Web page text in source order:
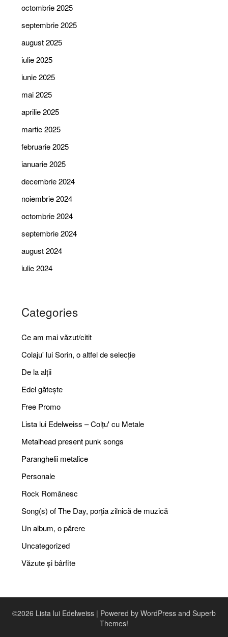
octombrie 2025
septembrie 2025
august 2025
iulie 2025
iunie 2025
mai 2025
aprilie 2025
martie 2025
februarie 2025
ianuarie 2025
decembrie 2024
noiembrie 2024
octombrie 2024
septembrie 2024
august 2024
iulie 2024
Categories
Ce am mai văzut/citit
Colaju' lui Sorin, o altfel de selecție
De la alții
Edel gătește
Free Promo
Lista lui Edelweiss – Colțu' cu Metale
Metalhead present punk songs
Paranghelii metalice
Personale
Rock Românesc
Song(s) of The Day, porția zilnică de muzică
Un album, o părere
Uncategorized
Văzute și bârfite
©2026 Lista lui Edelweiss | Powered by WordPress and Superb
Themes!